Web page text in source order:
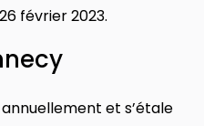
février 2023.
et s’étale